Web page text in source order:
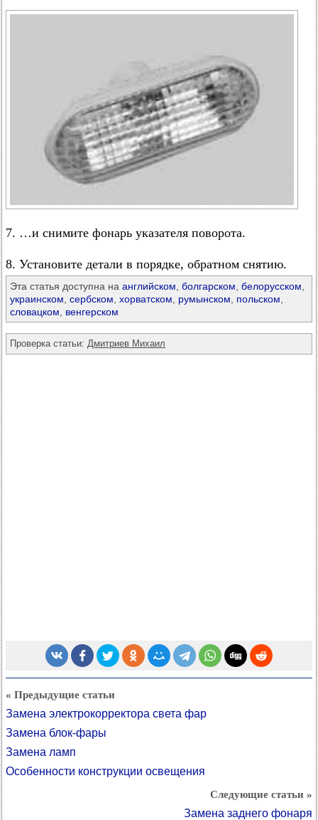
7. …и снимите фонарь указателя поворота.
8. Установите детали в порядке, обратном снятию.
Эта статья доступна на английском болгарском белорусском
украинском сербском хорватском румынском польском
словацком
венгерском
Проверка статьи: Дмитриев Михаил
« Предыдущие статьи
Замена электрокорректора света фар
Замена блок-фары
Замена ламп
Особенности конструкции освещения
Следующие статьи »
Замена заднего фонаря